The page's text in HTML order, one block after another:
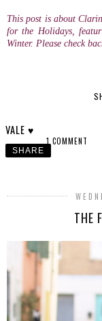
This post is about
for the Holidays,
Winter. Please check
VALE ♥
1 COMMENT
SHARE
THE